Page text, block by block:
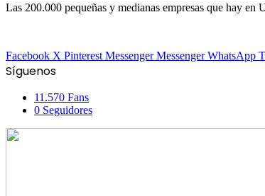
Las 200.000 pequeñas y medianas empresas que hay
Facebook X Pinterest Messenger Messenger WhatsApp
Síguenos
11.570 Fans
0 Seguidores